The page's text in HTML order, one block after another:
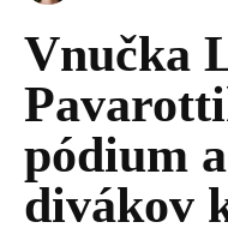
Vnučka
pódium
divákov